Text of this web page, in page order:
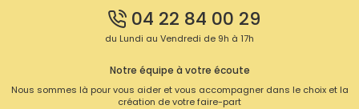
04 22 84 00 29
du Lundi au Vendredi de 9h à 17h
Notre équipe à votre écoute
Nous sommes là pour vous aider et vous accompagner dans le choix et la
création de votre faire-part